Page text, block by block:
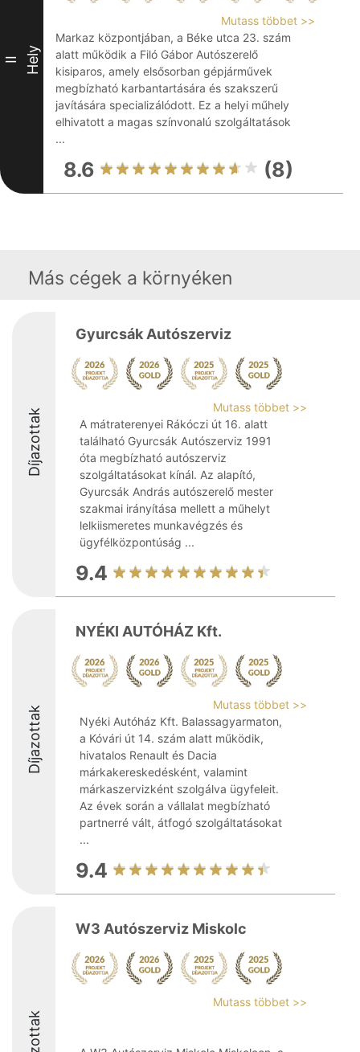
II Hely
Mutass többet >>
Markaz központjában, a Béke utca 23. szám
alatt működik a Filó Gábor Autószerelő
kisiparos, amely elsősorban gépjárművek
megbízható karbantartására és szakszerű
javítására specializálódott. Ez a helyi műhely
elhivatott a magas színvonalú szolgáltatások
...
8.6 (8)
Más cégek a környéken
Díjazottak
Gyurcsák Autószerviz
Mutass többet >>
A mátraterenyei Rákóczi út 16. alatt
található Gyurcsák Autószerviz 1991
óta megbízható autószerviz
szolgáltatásokat kínál. Az alapító,
Gyurcsák András autószerelő mester
szakmai irányítása mellett a műhelyt
lelkiismeretes munkavégzés és
ügyfélközpontúság ...
9.4
Díjazottak
NYÉKI AUTÓHÁZ Kft.
Mutass többet >>
Nyéki Autóház Kft. Balassagyarmaton,
a Kóvári út 14. szám alatt működik,
hivatalos Renault és Dacia
márkakereskedésként, valamint
márkaszervizként szolgálva ügyfeleit.
Az évek során a vállalat megbízható
partnerré vált, átfogó szolgáltatásokat
...
9.4
W3 Autószerviz Miskolc
Mutass többet >>